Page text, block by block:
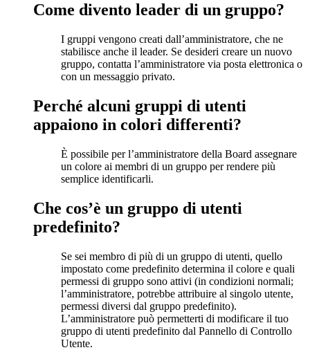
Come divento leader di un gruppo?
I gruppi vengono creati dall’amministratore, che ne
stabilisce anche il leader. Se desideri creare un nuovo
gruppo, contatta l’amministratore via posta elettronica o
con un messaggio privato.
Perché alcuni gruppi di utenti
appaiono in colori differenti?
È possibile per l’amministratore della Board assegnare
un colore ai membri di un gruppo per rendere più
semplice identificarli.
Che cos’è un gruppo di utenti
predefinito?
Se sei membro di più di un gruppo di utenti, quello
impostato come predefinito determina il colore e quali
permessi di gruppo sono attivi (in condizioni normali;
l’amministratore, potrebbe attribuire al singolo utente,
permessi diversi dal gruppo predefinito).
L’amministratore può permetterti di modificare il tuo
gruppo di utenti predefinito dal Pannello di Controllo
Utente.